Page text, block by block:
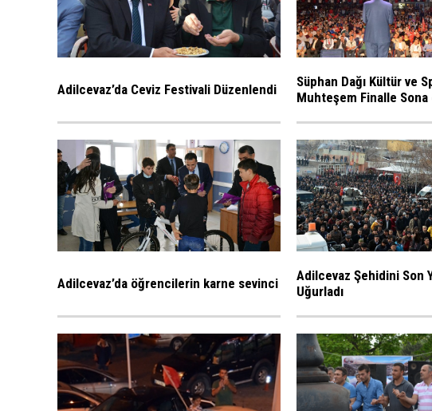
Adilcevaz’da Ceviz Festivali Düzenlendi
Süphan Dağı Kültür ve
Muhteşem Finalle
Adilcevaz’da öğrencilerin karne sevinci
Adilcevaz Şehidini Son
Uğurladı